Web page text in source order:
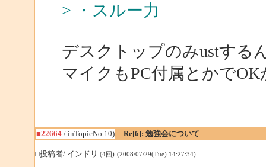
> ・スルー力
デスクトップのみustする
マイクもPC付属とかでOK
■22664/ inTopicNo.10) Re[6]: 勉強会について
□投稿者/ インドリ (4回)-(2008/07/29(Tue) 14:27:34)